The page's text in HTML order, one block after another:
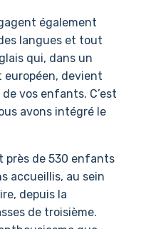
également
langues et tout
qui, dans un
devient
vos enfants. C’est
avons intégré le
près de 530 enfants
accueillis, au sein
depuis la
de troisième.